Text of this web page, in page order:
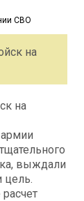
на
на
выждали
цель.